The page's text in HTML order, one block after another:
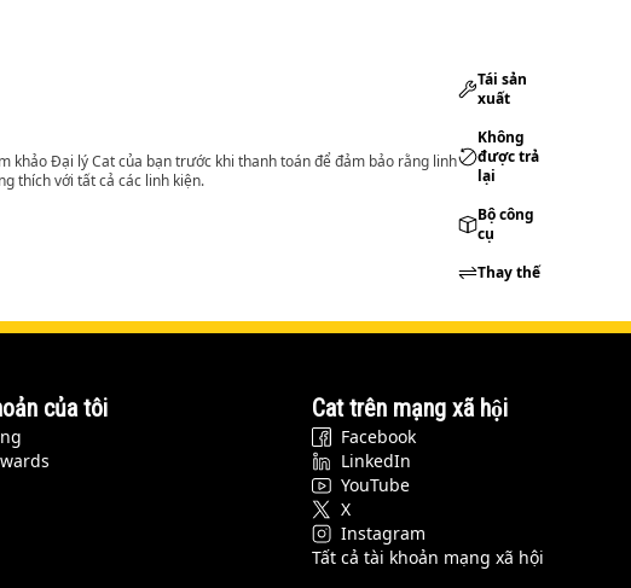
khảo Đại lý Cat của bạn trước khi thanh toán để đảm bảo rằng linh
thích với tất cả các linh kiện.
Tái sản
xuất
Không
được trả
lại
Bộ công
cụ
Thay thế
của tôi Cat trên mạng xã hội
Facebook
LinkedIn
YouTube
X
Instagram
Tất cả tài khoản mạng xã hội